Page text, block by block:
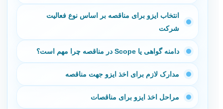
انتخاب ایزو برای مناقصه بر اساس نوع فعالیت
شرکت
دامنه گواهی یا Scope در مناقصه چرا مهم است؟
مدارک لازم برای اخذ ایزو جهت مناقصه
مراحل اخذ ایزو برای مناقصات